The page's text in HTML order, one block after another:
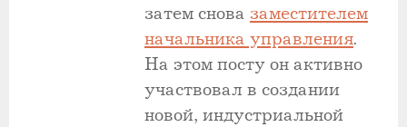
затем снова заместителем
начальника управления.
На этом посту он активно
участвовал в создании
новой, индустриальной